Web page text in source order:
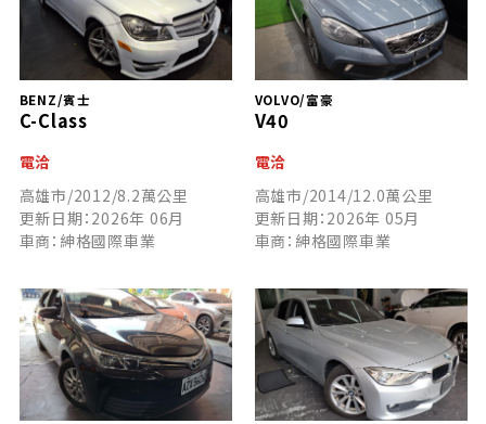
BENZ/賓士
C-Class
電洽
高雄市/2012/8.2萬公里
更新日期：2026年 06月
車商：紳格國際車業
VOLVO/富豪
V40
電洽
高雄市/2014/12.0萬公里
更新日期：2026年 05月
車商：紳格國際車業